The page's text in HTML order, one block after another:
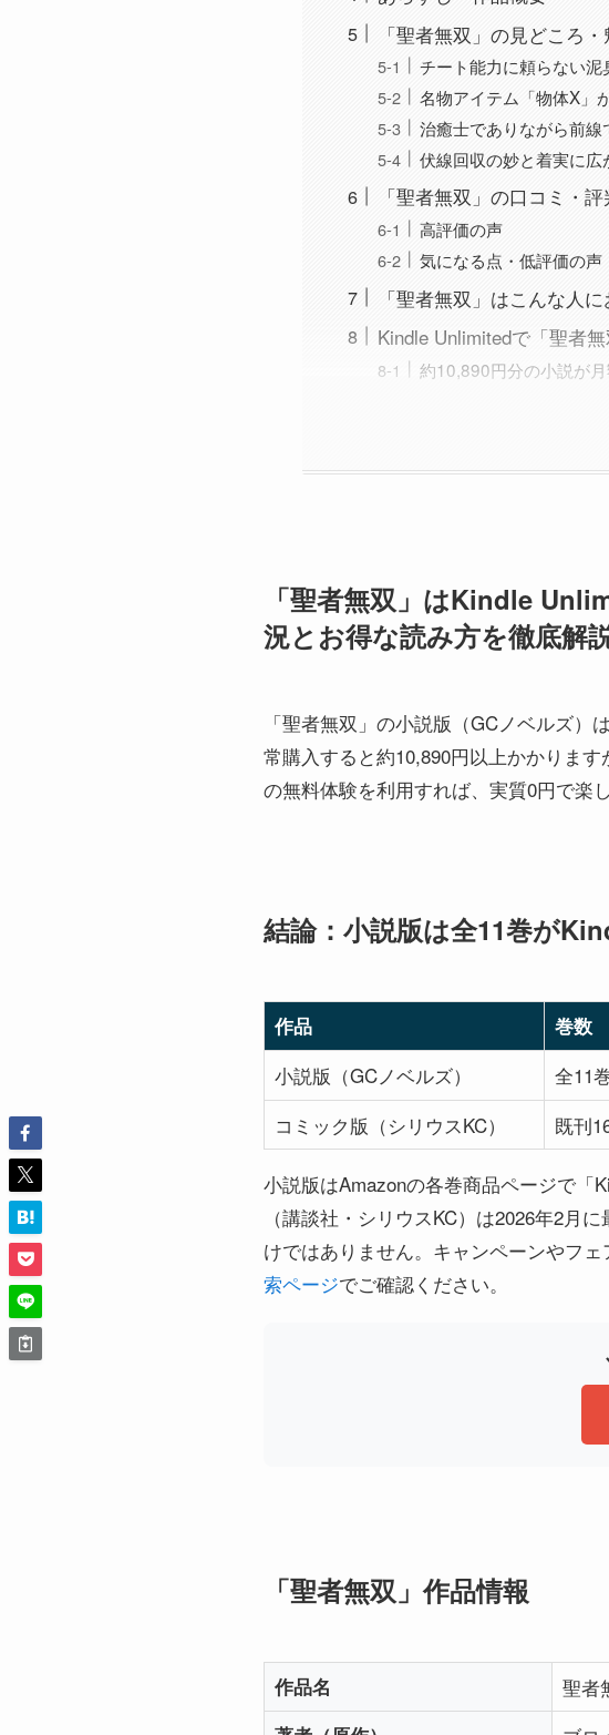
「聖者無双」の見どころ
チート能力に頼らない泥
名物アイテム「物体X」
治癒士でありながら前
伏線回収の妙と着実に広
「聖者無双」の口コミ・評
高評価の声
気になる点・低評価の声
「聖者無双」はこんな人
Kindle Unlimitedで「聖者
約10,890円分の小説が
「聖者無双」はKindle
況とお得な読み方を徹底解
「聖者無双」の小説版（GCノベルズ
常購入すると約10,890円以上かかりま
の無料体験を利用すれば、実質0円で楽し
結論：小説版は全11巻が
作品 巻数
小説版（GCノベルズ） 全11
コミック版（シリウスKC）
既刊
小説版はAmazonの各巻商品ページで「
（講談社・シリウスKC）は2026年2月
けではありません。キャンペーンやフ
索ページでご確認ください。
「聖者無双」作品情報
作品名 聖者